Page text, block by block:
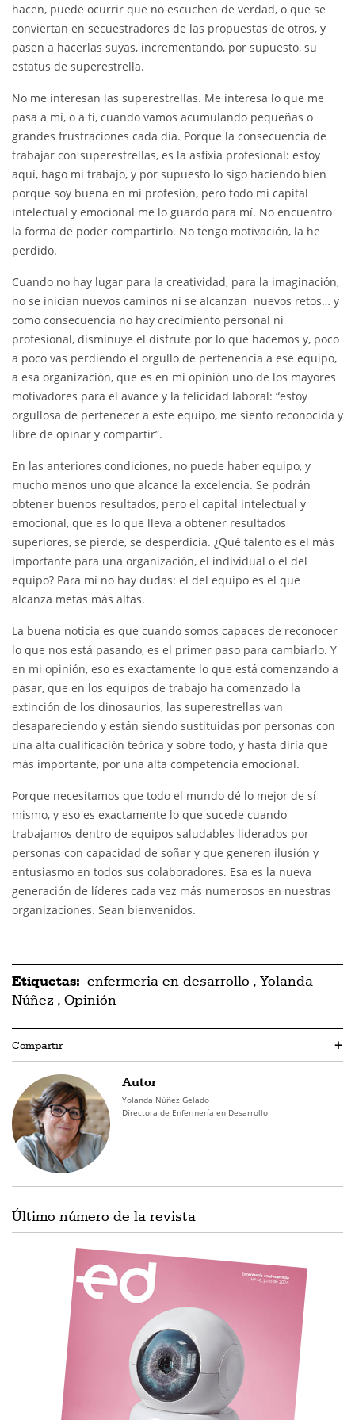
hacen, puede ocurrir que no escuchen de verdad, o que se
conviertan en secuestradores de las propuestas de otros, y
pasen a hacerlas suyas, incrementando, por supuesto, su
estatus de superestrella.
No me interesan las superestrellas. Me interesa lo que me
pasa a mí, o a ti, cuando vamos acumulando pequeñas o
grandes frustraciones cada día. Porque la consecuencia de
trabajar con superestrellas, es la asfixia profesional: estoy
aquí, hago mi trabajo, y por supuesto lo sigo haciendo bien
porque soy buena en mi profesión, pero todo mi capital
intelectual y emocional me lo guardo para mí. No encuentro
la forma de poder compartirlo. No tengo motivación, la he
perdido.
Cuando no hay lugar para la creatividad, para la imaginación,
no se inician nuevos caminos ni se alcanzan nuevos retos… y
como consecuencia no hay crecimiento personal ni
profesional, disminuye el disfrute por lo que hacemos y, poco
a poco vas perdiendo el orgullo de pertenencia a ese equipo,
a esa organización, que es en mi opinión uno de los mayores
motivadores para el avance y la felicidad laboral: “estoy
orgullosa de pertenecer a este equipo, me siento reconocida y
libre de opinar y compartir”.
En las anteriores condiciones, no puede haber equipo, y
mucho menos uno que alcance la excelencia. Se podrán
obtener buenos resultados, pero el capital intelectual y
emocional, que es lo que lleva a obtener resultados
superiores, se pierde, se desperdicia. ¿Qué talento es el más
importante para una organización, el individual o el del
equipo? Para mí no hay dudas: el del equipo es el que
alcanza metas más altas.
La buena noticia es que cuando somos capaces de reconocer
lo que nos está pasando, es el primer paso para cambiarlo. Y
en mi opinión, eso es exactamente lo que está comenzando a
pasar, que en los equipos de trabajo ha comenzado la
extinción de los dinosaurios, las superestrellas van
desapareciendo y están siendo sustituidas por personas con
una alta cualificación teórica y sobre todo, y hasta diría que
más importante, por una alta competencia emocional.
Porque necesitamos que todo el mundo dé lo mejor de sí
mismo, y eso es exactamente lo que sucede cuando
trabajamos dentro de equipos saludables liderados por
personas con capacidad de soñar y que generen ilusión y
entusiasmo en todos sus colaboradores. Esa es la nueva
generación de líderes cada vez más numerosos en nuestras
organizaciones. Sean bienvenidos.
Etiquetas: enfermeria en desarrollo , Yolanda
Núñez , Opinión
Compartir +
Autor
Yolanda Núñez Gelado
Directora de Enfermería en Desarrollo
Último número de la revista